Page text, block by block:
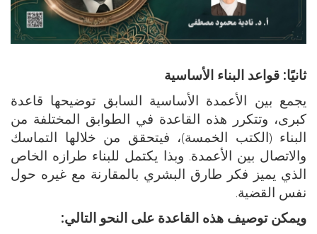
ثانيًا: قواعد البناء الأساسية
يجمع بين الأعمدة الأساسية السابق توضيحها قاعدة
كبرى، وتتكرر هذه القاعدة في الطوابق المختلفة من
البناء (الكتب الخمسة)، فيتحقق من خلالها التماسك
والاتصال بين الأعمدة. وبذا يكتمل للبناء طرازه الخاص
الذي يميز فكر طارق البشري بالمقارنة مع غيره حول
نفس القضية.
ويمكن توصيف هذه القاعدة على النحو التالي: